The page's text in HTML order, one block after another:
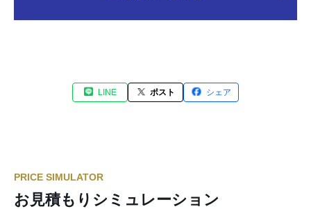
LINE ポスト シェア
PRICE SIMULATOR
お見積もりシミュレーション